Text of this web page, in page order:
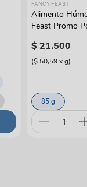
FANCY FEAST
Alimento
Feast Promo
$21.500
($ 50,59xg)
85 g